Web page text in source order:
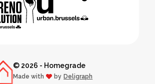
© 2026 - Homegrade
Made with love
by Deligraph